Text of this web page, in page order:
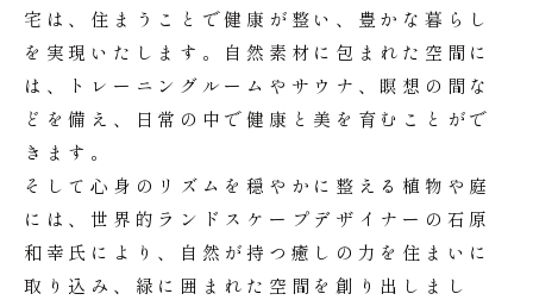
宅は、住まうことで健康が整い、豊かな暮らし
を実現いたします。自然素材に包まれた空間に
は、トレーニングルームやサウナ、瞑想の間な
どを備え、日常の中で健康と美を育むことがで
きます。
そして心身のリズムを穏やかに整える植物や庭
には、世界的ランドスケープデザイナーの石原
和幸氏により、自然が持つ癒しの力を住まいに
取り込み、緑に囲まれた空間を創り出しまし